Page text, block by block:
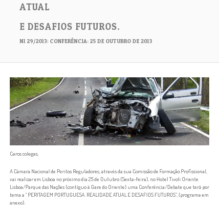
ATUAL
E DESAFIOS FUTUROS.
NI 29/2013: CONFERÊNCIA: 25 DE OUTUBRO DE 2013
Caros colegas,
A Câmara Nacional de Peritos Reguladores, através da sua Comissão de Formação Profissional,
vai realizar em Lisboa no próximo dia 25 de Outubro (Sexta-feira), no Hotel Tivoli Oriente
Lisboa/Parque das Nações (contíguo à Gare do Oriente) uma Conferência/Debate que terá por
tema a “ PERITAGEM PORTUGUESA. REALIDADE ATUAL E DESAFIOS FUTUROS”, (programa em
anexo).